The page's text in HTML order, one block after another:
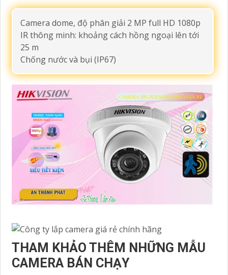
Camera dome, độ phân giải 2 MP full HD 1080p
IR thông minh: khoảng cách hồng ngoại lên tới
25 m
Chống nước và bụi (IP67)
THAM KHẢO THÊM NHỮNG MẪU
CAMERA BÁN CHẠY